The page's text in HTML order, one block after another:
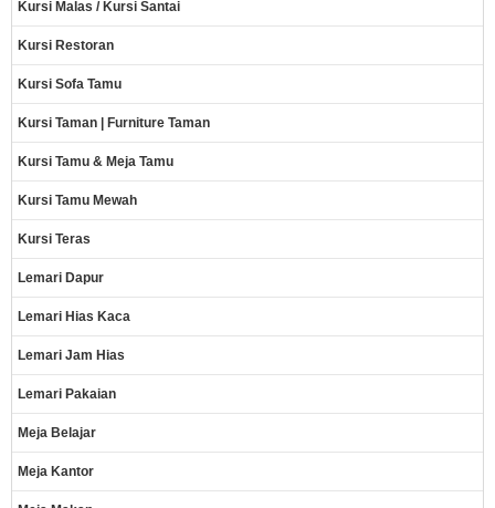
Kursi Malas / Kursi Santai
Kursi Restoran
Kursi Sofa Tamu
Kursi Taman | Furniture Taman
Kursi Tamu & Meja Tamu
Kursi Tamu Mewah
Kursi Teras
Lemari Dapur
Lemari Hias Kaca
Lemari Jam Hias
Lemari Pakaian
Meja Belajar
Meja Kantor